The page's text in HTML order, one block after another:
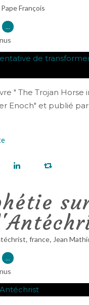
Pape François
…
" The Trojan Horse
Enoch" et publié par
, france, Jean
…